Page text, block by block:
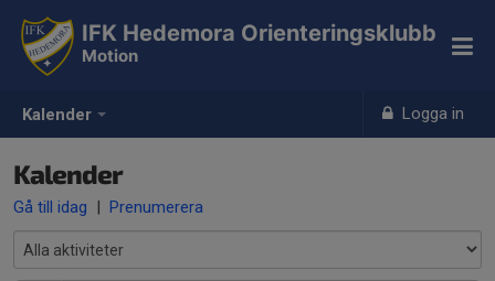
Kalender Logga in
IFK Hedemora Orienteringsklubb
Motion
Kalender
Gå till idag | Prenumerera